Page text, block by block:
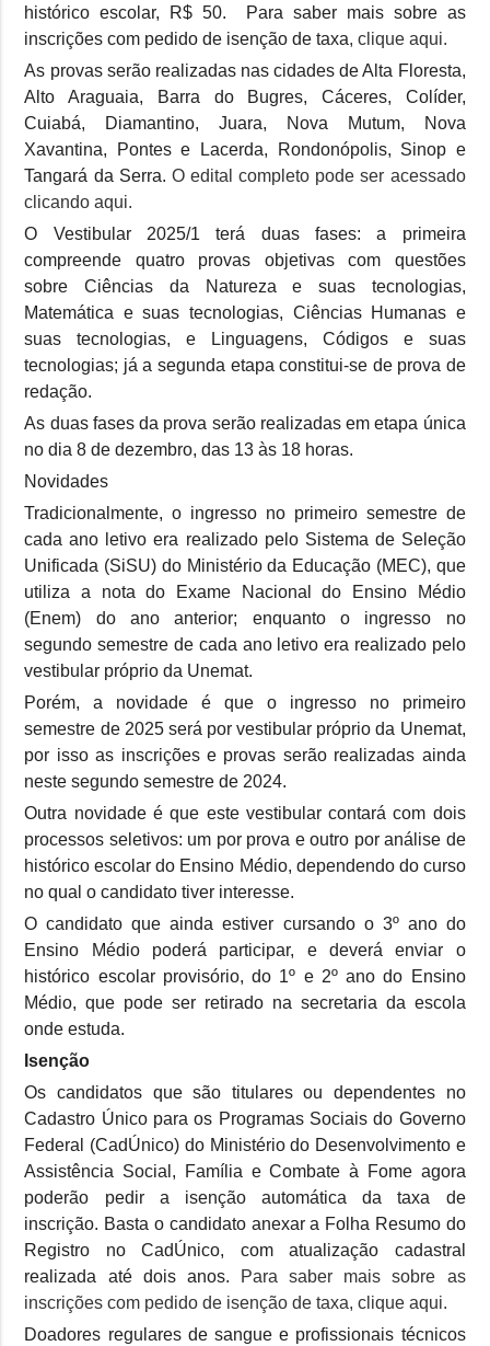
histórico escolar, R$ 50. Para saber mais sobre as
inscrições com pedido de isenção de taxa, clique aqui.
As provas serão realizadas nas cidades de Alta Floresta,
Alto Araguaia, Barra do Bugres, Cáceres, Colíder,
Cuiabá, Diamantino, Juara, Nova Mutum, Nova
Xavantina, Pontes e Lacerda, Rondonópolis, Sinop e
Tangará da Serra. O edital completo pode ser acessado
clicando aqui.
O Vestibular 2025/1 terá duas fases: a primeira
compreende quatro provas objetivas com questões
sobre Ciências da Natureza e suas tecnologias,
Matemática e suas tecnologias, Ciências Humanas e
suas tecnologias, e Linguagens, Códigos e suas
tecnologias; já a segunda etapa constitui-se de prova de
redação.
As duas fases da prova serão realizadas em etapa única
no dia 8 de dezembro, das 13 às 18 horas.
Novidades
Tradicionalmente, o ingresso no primeiro semestre de
cada ano letivo era realizado pelo Sistema de Seleção
Unificada (SiSU) do Ministério da Educação (MEC), que
utiliza a nota do Exame Nacional do Ensino Médio
(Enem) do ano anterior; enquanto o ingresso no
segundo semestre de cada ano letivo era realizado pelo
vestibular próprio da Unemat.
Porém, a novidade é que o ingresso no primeiro
semestre de 2025 será por vestibular próprio da Unemat,
por isso as inscrições e provas serão realizadas ainda
neste segundo semestre de 2024.
Outra novidade é que este vestibular contará com dois
processos seletivos: um por prova e outro por análise de
histórico escolar do Ensino Médio, dependendo do curso
no qual o candidato tiver interesse.
O candidato que ainda estiver cursando o 3º ano do
Ensino Médio poderá participar, e deverá enviar o
histórico escolar provisório, do 1º e 2º ano do Ensino
Médio, que pode ser retirado na secretaria da escola
onde estuda.
Isenção
Os candidatos que são titulares ou dependentes no
Cadastro Único para os Programas Sociais do Governo
Federal (CadÚnico) do Ministério do Desenvolvimento e
Assistência Social, Família e Combate à Fome agora
poderão pedir a isenção automática da taxa de
inscrição. Basta o candidato anexar a Folha Resumo do
Registro no CadÚnico, com atualização cadastral
realizada até dois anos.
Para saber mais sobre as
inscrições com pedido de isenção de taxa, clique aqui.
Doadores regulares de sangue e profissionais técnicos